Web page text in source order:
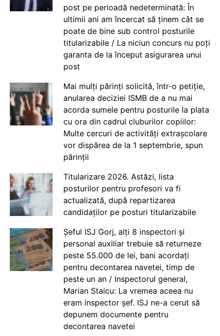
post pe perioadă nedeterminată: În
ultimii ani am încercat să ținem cât se
poate de bine sub control posturile
titularizabile / La niciun concurs nu poți
garanta de la început asigurarea unui
post
Mai mulți părinți solicită, într-o petiție,
anularea deciziei ISMB de a nu mai
acorda sumele pentru posturile la plata
cu ora din cadrul cluburilor copiilor:
Multe cercuri de activități extrașcolare
vor dispărea de la 1 septembrie, spun
părinții
Titularizare 2026. Astăzi, lista
posturilor pentru profesori va fi
actualizată, după repartizarea
candidaților pe posturi titularizabile
Șeful ISJ Gorj, alți 8 inspectori și
personal auxiliar trebuie să returneze
peste 55.000 de lei, bani acordați
pentru decontarea navetei, timp de
peste un an / Inspectorul general,
Marian Staicu: La vremea aceea nu
eram inspector șef. ISJ ne-a cerut să
depunem documente pentru
decontarea navetei